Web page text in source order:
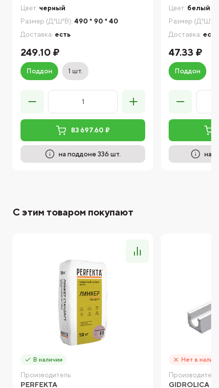
Цвет: черный
Размер (Д*Ш*В): 490 * 90 * 40
Доставка: есть
249.10 ₽
Поддон 1 шт.
83 697.60 ₽
на поддоне 336 шт.
Цвет: белый
Размер
Доставка: есть
47.33 ₽
Поддон
на
С этим товаром покупают
В наличии
Производитель:
PERFEKTA
Нет в
GIDROLICA